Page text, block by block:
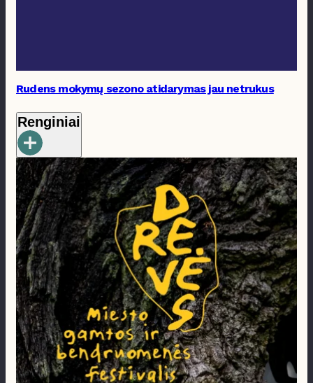
Rudens mokymų sezono atidarymas jau netrukus
Renginiai